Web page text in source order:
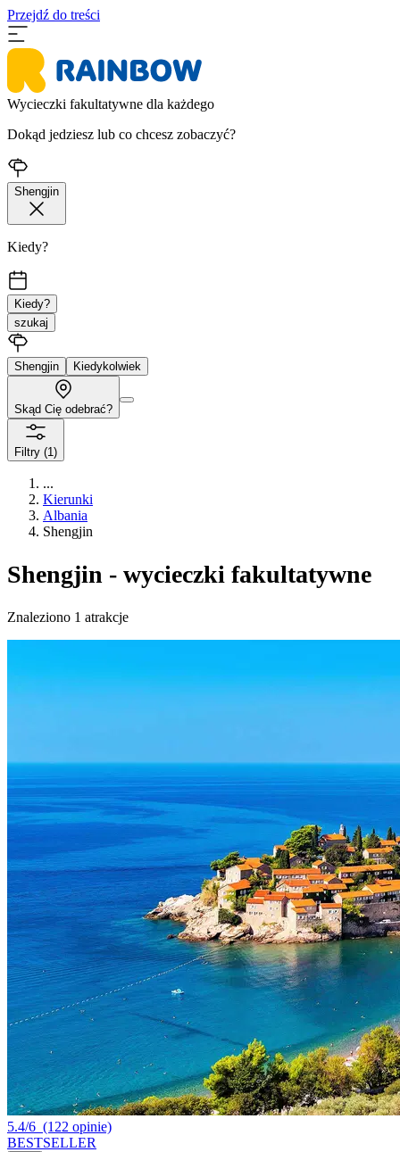
Przejdź do treści
Wycieczki fakultatywne dla każdego
Dokąd jedziesz lub co chcesz zobaczyć?
Shengjin
Kiedy?
Kiedy?
szukaj
Shengjin Kiedykolwiek
Skąd Cię odebrać?
Filtry (1)
...
Kierunki
Albania
Shengjin
Shengjin - wycieczki fakultatywne
Znaleziono 1 atrakcje
5.4/6 (122 opinie)
BESTSELLER